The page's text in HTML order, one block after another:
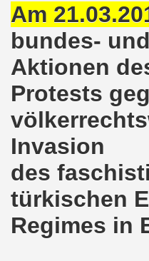
Am
bundes-
Aktionen
Protests
Invasion
des
türkischen
Regimes in
am
Montagsdemo-
am
ruft auf am
Bewegung am 14.
der 740.
macht im